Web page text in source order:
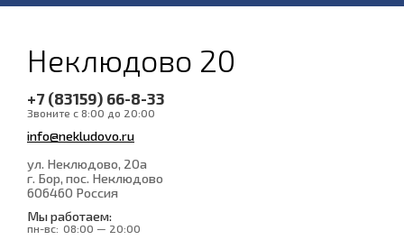
Неклюдово 20
+7 (83159) 66-8-33
Звоните с 8:00 до 20:00
info@nekludovo.ru
ул. Неклюдово, 20а
г. Бор, пос. Неклюдово
606460 Россия
Мы работаем:
пн-вс: 08:00 — 20:00